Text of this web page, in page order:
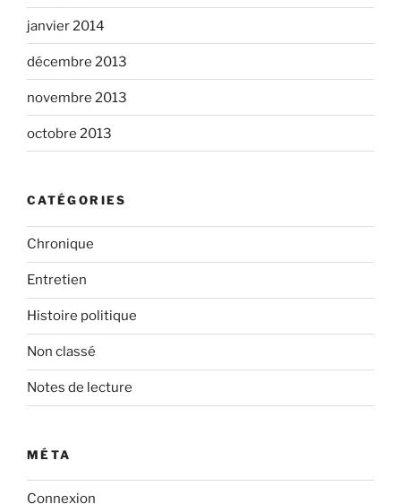
janvier 2014
décembre 2013
novembre 2013
octobre 2013
CATÉGORIES
Chronique
Entretien
Histoire politique
Non classé
Notes de lecture
MÉTA
Connexion